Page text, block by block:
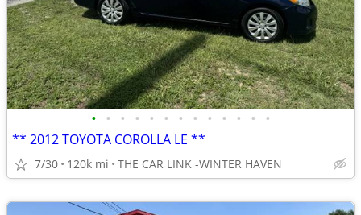
• • • • • • • • • • • • •
** 2012 TOYOTA COROLLA LE **
7/30 120k mi THE CAR LINK -WINTER HAVEN